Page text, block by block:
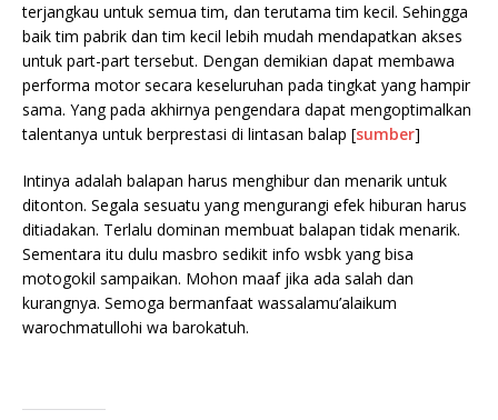
terjangkau untuk semua tim, dan terutama tim kecil. Sehingga
baik tim pabrik dan tim kecil lebih mudah mendapatkan akses
untuk part-part tersebut. Dengan demikian dapat membawa
performa motor secara keseluruhan pada tingkat yang hampir
sama. Yang pada akhirnya pengendara dapat mengoptimalkan
talentanya untuk berprestasi di lintasan balap [sumber]
Intinya adalah balapan harus menghibur dan menarik untuk
ditonton. Segala sesuatu yang mengurangi efek hiburan harus
ditiadakan. Terlalu dominan membuat balapan tidak menarik.
Sementara itu dulu masbro sedikit info wsbk yang bisa
motogokil sampaikan. Mohon maaf jika ada salah dan
kurangnya. Semoga bermanfaat wassalamu’alaikum
warochmatullohi wa barokatuh.